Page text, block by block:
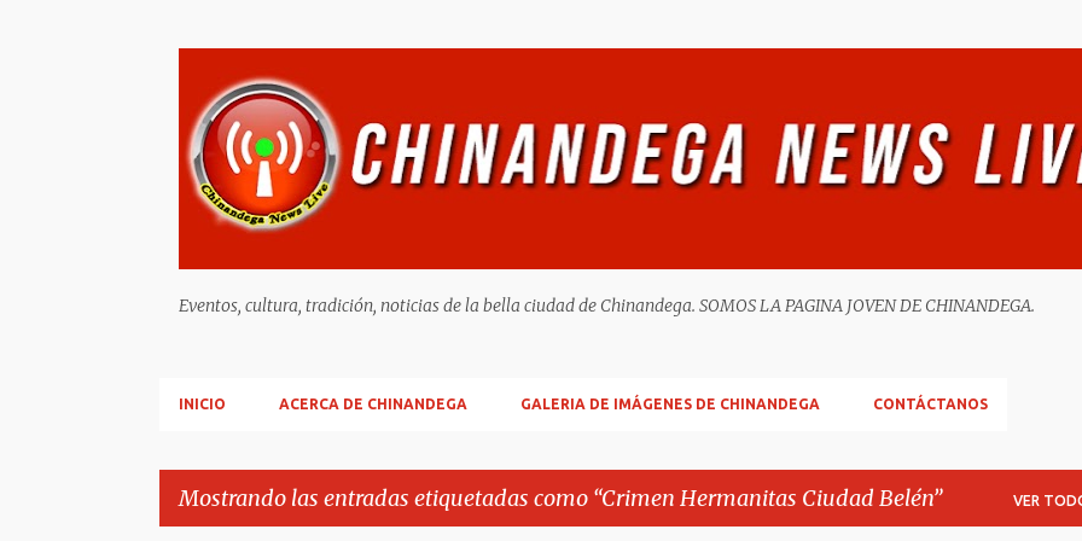
Eventos, cultura, tradición, noticias de la bella ciudad de Chinandega. SOMOS LA PAGINA JOVEN DE CHINANDEGA.
INICIO ACERCA DE CHINANDEGA GALERIA DE IMÁGENES DE CHINANDEGA CONTÁCTANOS
Mostrando las entradas etiquetadas como Crimen Hermanitas Ciudad Belén VER